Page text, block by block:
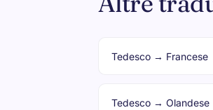
Tedesco → Francese
Tedesco → Olandese